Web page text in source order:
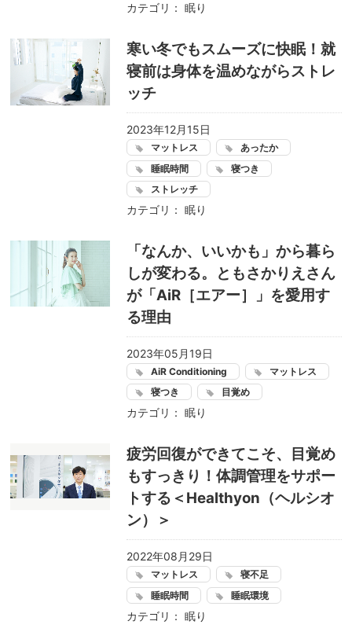
カテゴリ： 眠り
寒い冬でもスムーズに快眠！就
寝前は身体を温めながらストレ
ッチ
2023年12月15日
マットレス
あったか
睡眠時間
寝つき
ストレッチ
カテゴリ： 眠り
「なんか、いいかも」から暮ら
しが変わる。ともさかりえさん
が「AiR［エアー］」を愛用す
る理由
2023年05月19日
AiR Conditioning
マットレス
寝つき
目覚め
カテゴリ： 眠り
疲労回復ができてこそ、目覚め
もすっきり！体調管理をサポー
トする＜Healthyon（ヘルシオ
ン）＞
2022年08月29日
マットレス
寝不足
睡眠時間
睡眠環境
カテゴリ： 眠り